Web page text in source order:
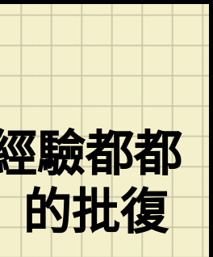
驗都都
的批復